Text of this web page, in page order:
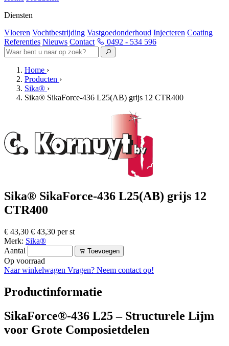
Diensten
Vloeren Vochtbestrijding Vastgoedonderhoud Injecteren Coating
Referenties Nieuws Contact 0492 - 534 596
Home ›
Producten ›
Sika® ›
Sika® SikaForce-436 L25(AB) grijs 12 CTR400
Sika® SikaForce-436 L25(AB) grijs 12
CTR400
€ 43,30 € 43,30 per st
Merk: Sika®
Aantal
Toevoegen
Op voorraad
Naar winkelwagen Vragen? Neem contact op!
Productinformatie
SikaForce®-436 L25 – Structurele Lijm
voor Grote Composietdelen